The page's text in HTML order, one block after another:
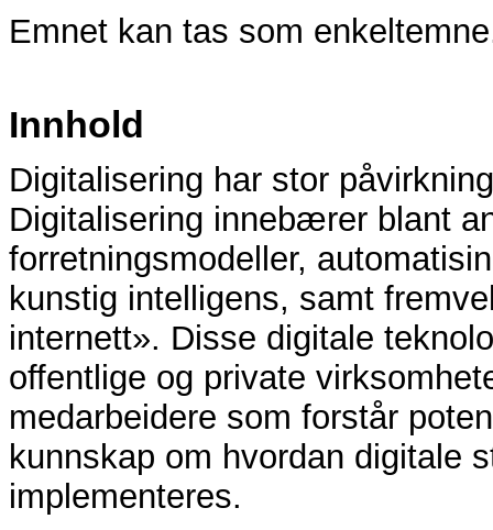
Emnet kan tas som
Innhold
Digitalisering har stor
Digitalisering innebærer blant
forretningsmodeller,
kunstig intelligens, samt
internett». Disse digitale
offentlige og private
medarbeidere som forstår
kunnskap om hvordan digitale
implementeres.